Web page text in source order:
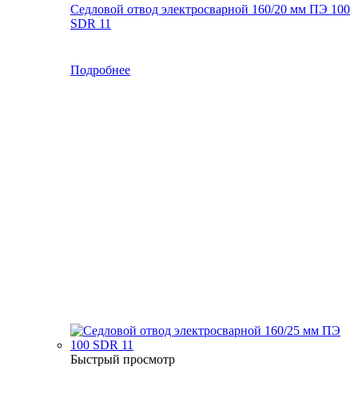
Седловой отвод электросварной 160/20 мм ПЭ 100
SDR 11
Подробнее
Быстрый просмотр